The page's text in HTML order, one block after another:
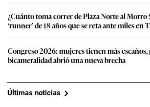
¿Cuánto toma correr de Plaza Norte al Morro
‘runner’ de 18 años que se reta ante miles en
Congreso 2026: mujeres tienen más escaños,
bicameralidad abrió una nueva brecha
Últimas noticias